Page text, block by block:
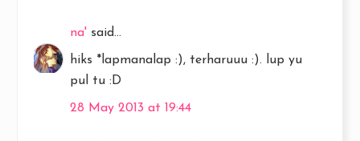
na' said...
hiks *lapmanalap :), terharuuu :). lup yu
pul tu :D
28 May 2013 at 19:44